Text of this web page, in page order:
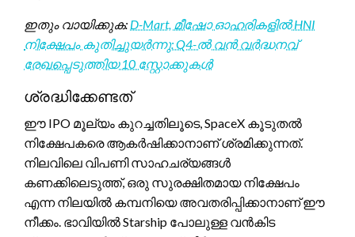
ഇതും വായിക്കുക: D-Mart, മീഷോ ഓഹരികളിൽ HNI
നിക്ഷേപം കുതിച്ചുയർന്നു: Q4-ൽ വൻ വർദ്ധനവ്
രേഖപ്പെടുത്തിയ 10 സ്റ്റോക്കുകൾ
ശ്രദ്ധിക്കേണ്ടത്
ഈ IPO മൂല്യം കുറച്ചതിലൂടെ, SpaceX കൂടുതൽ
നിക്ഷേപകരെ ആകർഷിക്കാനാണ് ശ്രമിക്കുന്നത്.
നിലവിലെ വിപണി സാഹചര്യങ്ങൾ
കണക്കിലെടുത്ത്, ഒരു സുരക്ഷിതമായ നിക്ഷേപം
എന്ന നിലയിൽ കമ്പനിയെ അവതരിപ്പിക്കാനാണ് ഈ
നീക്കം. ഭാവിയിൽ Starship പോലുള്ള വൻകിട